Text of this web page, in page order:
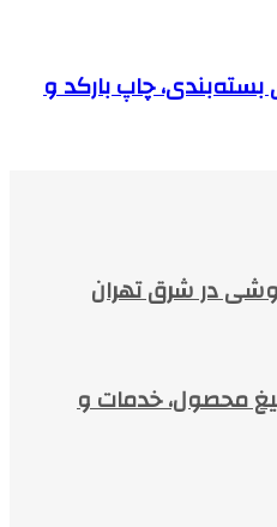
بسته‌بندی، چاپ بارکد و
در شرق تهران
محصول، خدمات و